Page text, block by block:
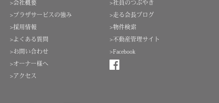
>社員のつぶやき
>走る会長ブログ
>物件検索
>不動産管理サイト
>Facebook
>会社概要
>プラザサービスの強み
>採用情報
>よくある質問
>お問い合わせ
>オーナー様へ
>アクセス